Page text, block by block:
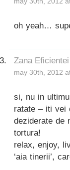
oh yeah…
Zana Eficientei
may 30th, 2012
si, nu in
ratate – iti vei
deziderate de
tortura!
relax, enjoy,
‘aia tinerii’,